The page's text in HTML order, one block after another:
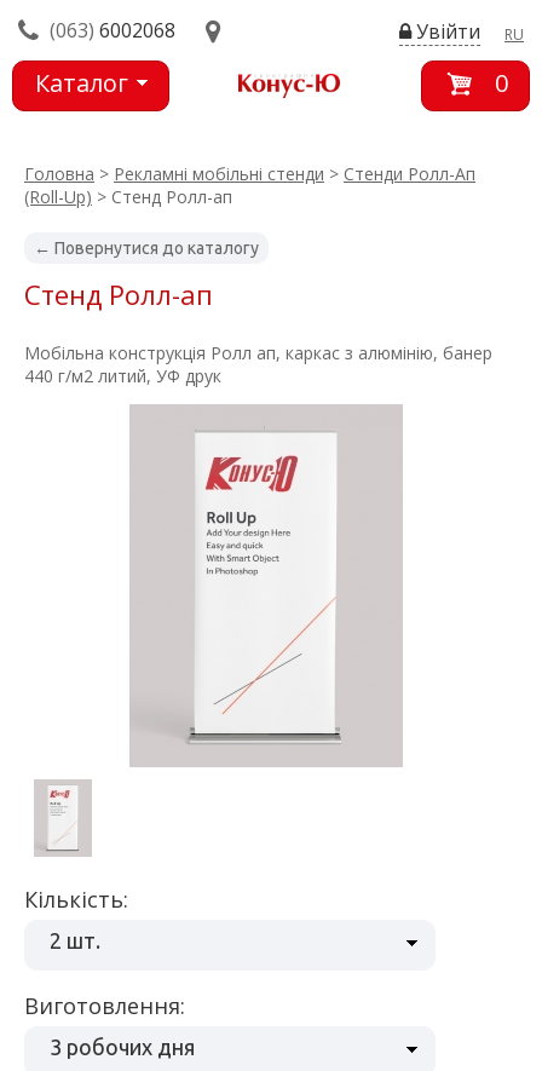
(063) 6002068 RU
Увійти
Каталог
0
Головна > Рекламні мобільні стенди > Стенди Ролл-Ап
(Roll-Up) > Стенд Ролл-ап
← Повернутися до каталогу
Стенд Ролл-ап
Мобільна конструкція Ролл ап, каркас з алюмінію, банер
440 г/м2 литий, УФ друк
Кількість:
2 шт.
Виготовлення:
3 робочих дня